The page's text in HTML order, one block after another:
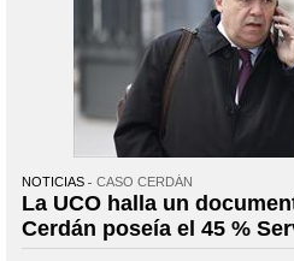
NOTICIAS CASO CERDÁN
La UCO halla un
Cerdán poseía el 45 %